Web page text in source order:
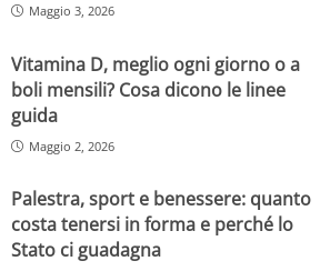
Maggio 3, 2026
Vitamina D, meglio ogni giorno o a
boli mensili? Cosa dicono le linee
guida
Maggio 2, 2026
Palestra, sport e benessere: quanto
costa tenersi in forma e perché lo
Stato ci guadagna